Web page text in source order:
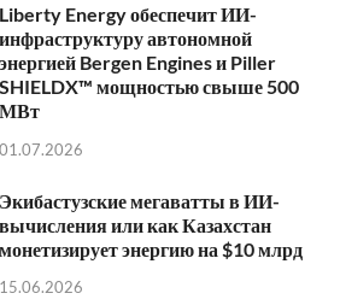
Liberty Energy обеспечит ИИ-
инфраструктуру автономной
энергией Bergen Engines и Piller
SHIELDX™ мощностью свыше 500
МВт
01.07.2026
Экибастузские мегаватты в ИИ-
вычисления или как Казахстан
монетизирует энергию на $10 млрд
15.06.2026